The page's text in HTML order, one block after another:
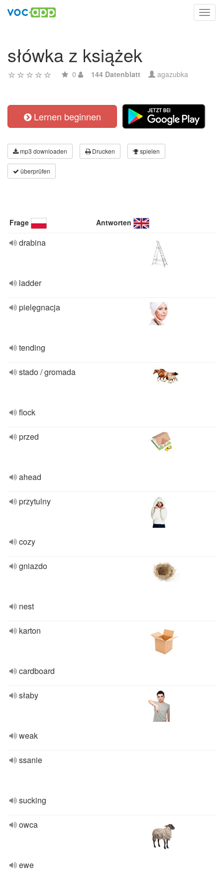
słówka z książek
0 144 Datenblatt agazubka
Lernen beginnen
mp3 downloaden Drucken spielen
überprüfen
Frage Antworten
drabina
ladder
pielęgnacja
tending
stado / gromada
flock
przed
ahead
przytulny
cozy
gniazdo
nest
karton
cardboard
słaby
weak
ssanie
sucking
owca
ewe